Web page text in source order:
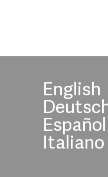
English
Español
Italiano